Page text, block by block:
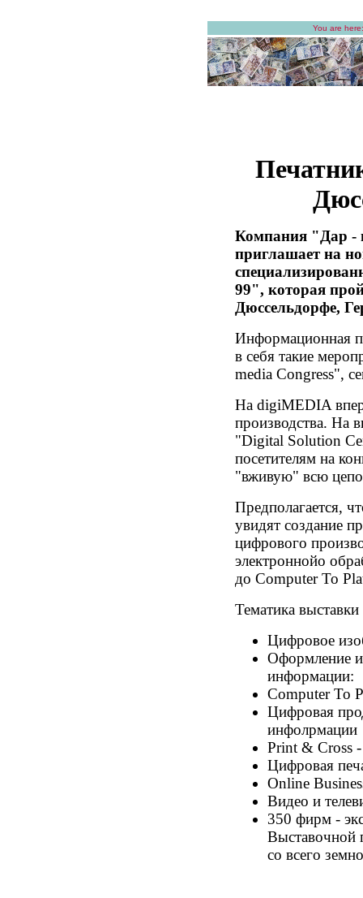
You are
Компания "Дар -
приглашает на
99", которая
Дюссельдорфе,
Информационная
в себя такие
media Congress",
На digiMEDIA
производства. На
"Digital Solution
посетителям на
"вживую" всю
Предполагается,
увидят создание
цифрового
электроннойо
до Computer To
Тематика выставки
Цифровое
Оформление и
информации:
Computer To
Цифровая
инфолрмации
Print & Cross
Цифровая
Online
Видео и
350 фирм -
Выставочной
со всего